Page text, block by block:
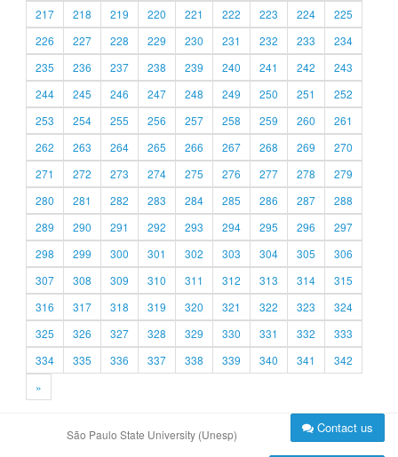
217
218 219 220 221 222 223 224
225
226
227 228 229 230 231 232 233
234
235
236 237 238 239 240 241 242
243
244
245 246 247 248 249 250 251
252
253
254 255 256 257 258 259 260
261
262
263 264 265 266 267 268 269
270
271
272 273 274 275 276 277 278
279
280
281 282 283 284 285 286 287
288
289
290 291 292 293 294 295 296
297
298
299 300 301 302 303 304 305
306
307
308 309 310 311 312 313 314
315
316
317 318 319 320 321 322 323
324
325
326 327 328 329 330 331 332
333
334
335 336 337 338 339 340 341
342
»
São Paulo State University (Unesp) Contact us